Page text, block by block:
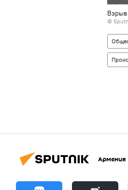
Взрыв
©
Армения